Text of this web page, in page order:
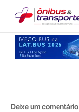
conteúdo
Deixe um comentário